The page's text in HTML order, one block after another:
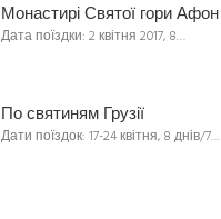
Монастирі Святої гори Афон
Дата поїздки: 2 квітня 2017, 8…
По святиням Грузії
Дати поїздок: 17-24 квітня, 8 днів/7…